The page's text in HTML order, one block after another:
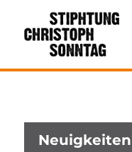
Neuigkeiten